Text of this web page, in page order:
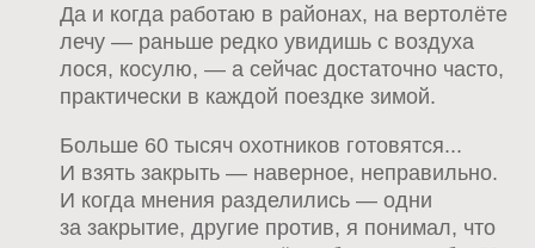
Да и когда работаю в районах, на вертолёте
лечу — раньше редко увидишь с воздуха
лося, косулю, — а сейчас достаточно часто,
практически в каждой поездке зимой.
Больше 60 тысяч охотников готовятся...
И взять закрыть — наверное, неправильно.
И когда мнения разделились — одни
за закрытие, другие против, я понимал, что